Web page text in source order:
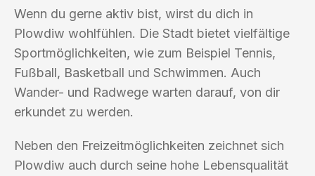
Wenn du gerne aktiv bist, wirst du dich in
Plowdiw wohlfühlen. Die Stadt bietet vielfältige
Sportmöglichkeiten, wie zum Beispiel Tennis,
Fußball, Basketball und Schwimmen. Auch
Wander- und Radwege warten darauf, von dir
erkundet zu werden.
Neben den Freizeitmöglichkeiten zeichnet sich
Plowdiw auch durch seine hohe Lebensqualität